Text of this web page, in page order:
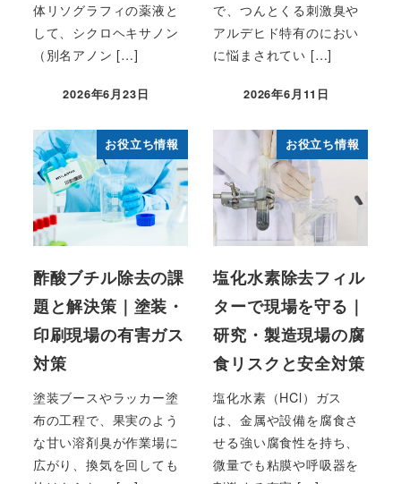
体リソグラフィの薬液と
して、シクロヘキサノン
（別名アノン […]
2026年6月23日
で、つんとくる刺激臭や
アルデヒド特有のにおい
に悩まされてい […]
2026年6月11日
お役立ち情報
酢酸ブチル除去の課
題と解決策｜塗装・
印刷現場の有害ガス
対策
塗装ブースやラッカー塗
布の工程で、果実のよう
な甘い溶剤臭が作業場に
広がり、換気を回しても
お役立ち情報
塩化水素除去フィル
ターで現場を守る｜
研究・製造現場の腐
食リスクと安全対策
塩化水素（HCl）ガス
は、金属や設備を腐食さ
せる強い腐食性を持ち、
微量でも粘膜や呼吸器を